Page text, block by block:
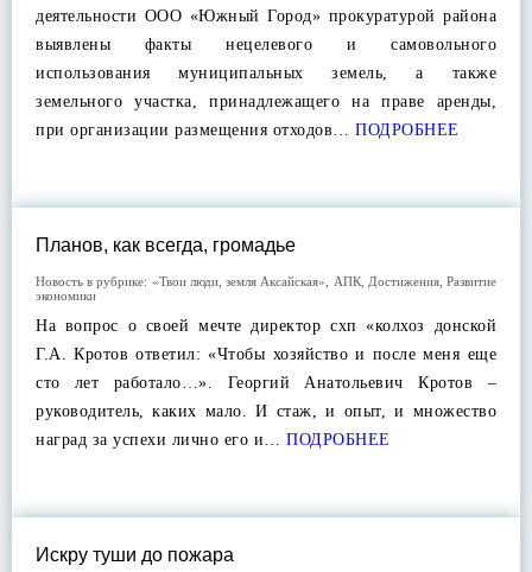
деятельности ООО «Южный Город» прокуратурой района
выявлены факты нецелевого и самовольного
использования муниципальных земель, а также
земельного участка, принадлежащего на праве аренды,
при организации размещения отходов… ПОДРОБНЕЕ
Планов, как всегда, громадье
Новость в рубрике: «Твои люди, земля Аксайская» АПК, Достижения,Развитие
экономики
На вопрос о своей мечте директор схп «колхоз донской
Г.А. Кротов ответил: «Чтобы хозяйство и после меня еще
сто лет работало…». Георгий Анатольевич Кротов –
руководитель, каких мало. И стаж, и опыт, и множество
наград за успехи лично его и… ПОДРОБНЕЕ
Искру туши до пожара